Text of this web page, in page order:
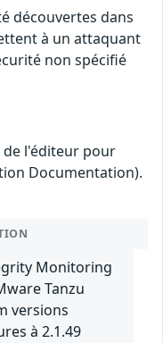
découvertes dans
à un attaquant
non spécifié
de l'éditeur pour
Documentation).
Monitoring
Tanzu
versions
à 2.1.49